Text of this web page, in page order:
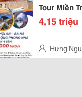
Tour Miền
4,15 triệu
Hưng